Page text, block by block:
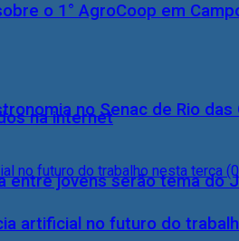
o 1° AgroCoop em
na internet
artificial no futuro do
no Senac de Rio das
entre jovens serão tema do